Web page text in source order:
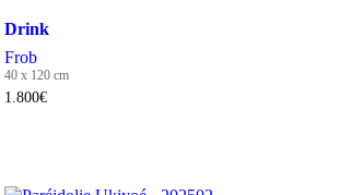
Drink
Frob
40 x 120 cm
1.800€